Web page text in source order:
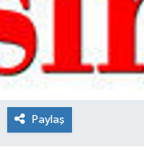
Paylaş
Spor
Teknoloji